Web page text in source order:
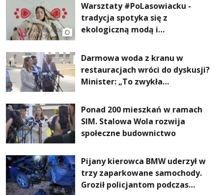
Warsztaty #PoLasowiacku -
tradycja spotyka się z
ekologiczną modą i
Darmowa woda z kranu w
restauracjach wróci do dyskusji?
Minister: „To zwykła
Ponad 200 mieszkań w ramach
SIM. Stalowa Wola rozwija
społeczne budownictwo
Pijany kierowca BMW uderzył w
trzy zaparkowane samochody.
Groził policjantom podczas